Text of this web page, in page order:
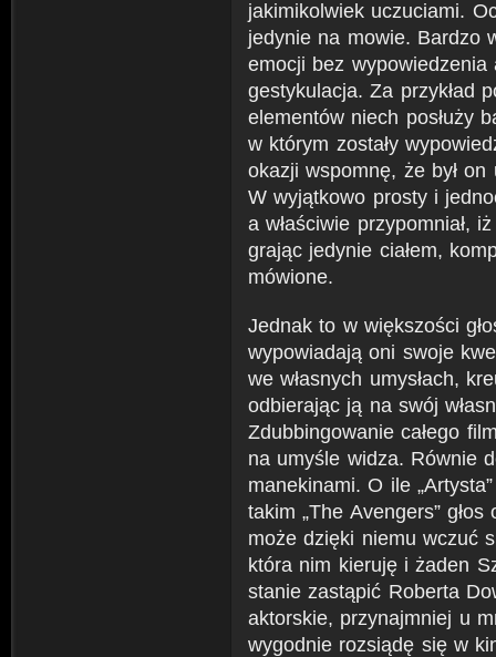
jakimikolwiek uczuciami.
jedynie na mowie. Bardzo
emocji bez wypowiedzenia
gestykulacja. Za przykład
elementów niech posłuży
w którym zostały
okazji wspomnę, że był on
W wyjątkowo prosty i
a właściwie przypomniał,
grając jedynie ciałem,
mówione.
Jednak to w większości
wypowiadają oni swoje
we własnych umysłach,
odbierając ją na swój
Zdubbingowanie całego
na umyśle widza. Równie
manekinami. O ile
takim „The Avengers”
może dzięki niemu wczuć
która nim kieruję i żaden
stanie zastąpić Roberta
aktorskie, przynajmniej u
wygodnie rozsiądę się w